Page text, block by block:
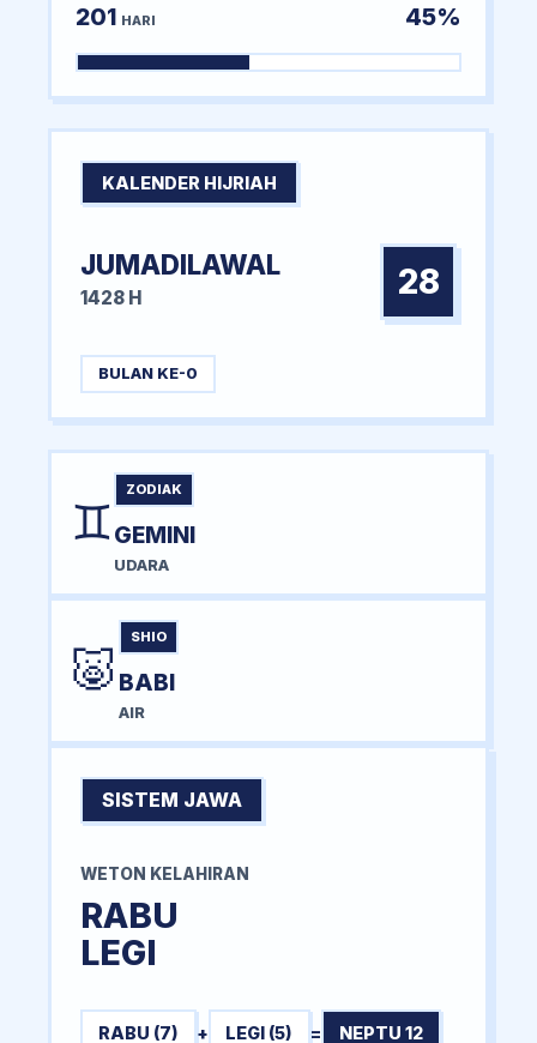
201 HARI 45%
KALENDER HIJRIAH
JUMADILAWAL
1428 H 28
BULAN KE-0
♊
ZODIAK
GEMINI
UDARA
🐷
SHIO
BABI
AIR
SISTEM JAWA
WETON KELAHIRAN
RABU
LEGI
RABU (7) + LEGI (5) = NEPTU 12